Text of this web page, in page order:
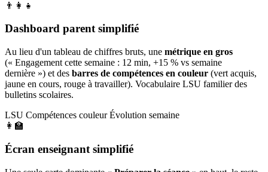
👨‍👩‍👧
Dashboard parent simplifié
Au lieu d'un tableau de chiffres bruts, une métrique en gros
(« Engagement cette semaine : 12 min, +15 % vs semaine
dernière ») et des barres de compétences en couleur (vert acquis,
jaune en cours, rouge à travailler). Vocabulaire LSU familier des
bulletins scolaires.
LSU Compétences couleur Évolution semaine
👩‍🏫
Écran enseignant simplifié